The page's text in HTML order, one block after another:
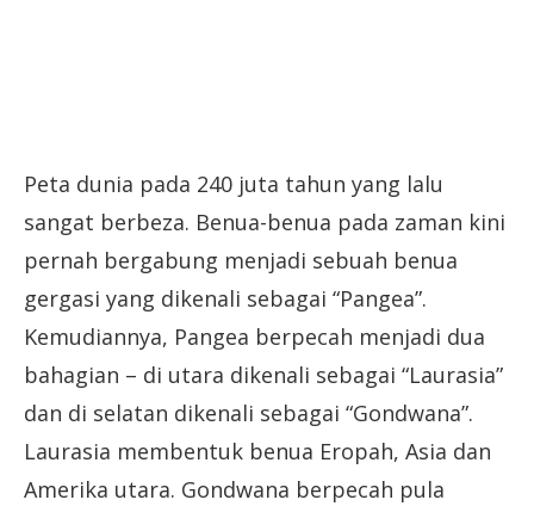
Peta dunia pada 240 juta tahun yang lalu
sangat berbeza. Benua-benua pada zaman kini
pernah bergabung menjadi sebuah benua
gergasi yang dikenali sebagai “Pangea”.
Kemudiannya, Pangea berpecah menjadi dua
bahagian – di utara dikenali sebagai “Laurasia”
dan di selatan dikenali sebagai “Gondwana”.
Laurasia membentuk benua Eropah, Asia dan
Amerika utara. Gondwana berpecah pula